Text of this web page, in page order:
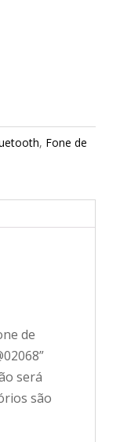
, Fone de
de
será
são